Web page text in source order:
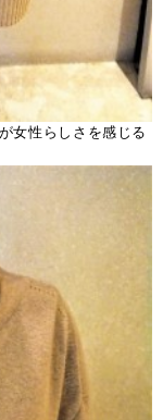
女性らしさを感じる